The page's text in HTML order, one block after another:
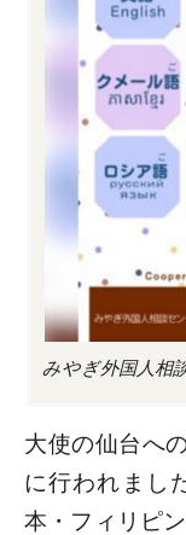
みやぎ外国人相
大使の仙台へ
に行われまし
本・フィリピ